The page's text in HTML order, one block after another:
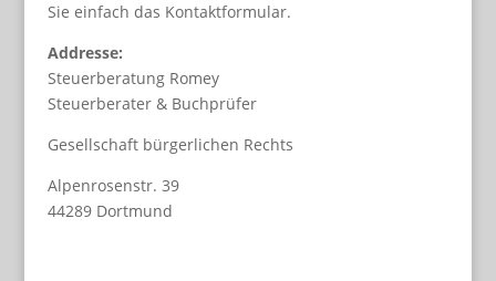
Sie einfach das Kontaktformular.
Addresse:
Steuerberatung Romey
Steuerberater & Buchprüfer
Gesellschaft bürgerlichen Rechts
Alpenrosenstr. 39
44289 Dortmund